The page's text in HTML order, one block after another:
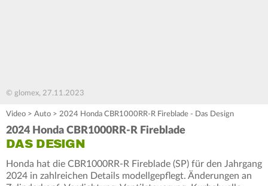
© glomex, 27.11.2023
Video > Auto > 2024 Honda CBR1000RR-R Fireblade - Das Design
2024 Honda CBR1000RR-R Fireblade
DAS DESIGN
Honda hat die CBR1000RR-R Fireblade (SP) für den Jahrgang
2024 in zahlreichen Details modellgepflegt. Änderungen an